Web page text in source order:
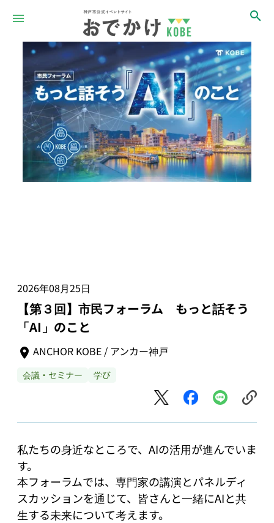
2026年08月25日
【第３回】市民フォーラム もっと話そう
「AI」のこと
ANCHOR KOBE / アンカー神戸
会議・セミナー 学び
私たちの身近なところで、AIの活用が進んでいま
す。
本フォーラムでは、専門家の講演とパネルディ
スカッションを通じて、皆さんと一緒にAIと共
生する未来について考えます。